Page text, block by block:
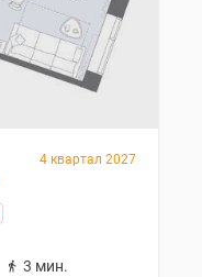
4 квартал 2027
3 мин.